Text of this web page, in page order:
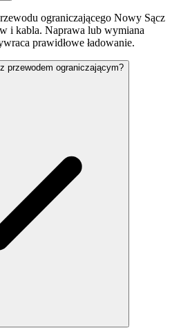
ograniczającego Nowy Sącz
i kabla. Naprawa lub wymiana
prawidłowe ładowanie.
przewodem ograniczającym?